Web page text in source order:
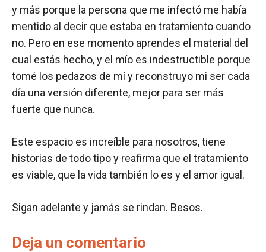
y más porque la persona que me infectó me había
mentido al decir que estaba en tratamiento cuando
no. Pero en ese momento aprendes el material del
cual estás hecho, y el mío es indestructible porque
tomé los pedazos de mí y reconstruyo mi ser cada
día una versión diferente, mejor para ser más
fuerte que nunca.
Este espacio es increíble para nosotros, tiene
historias de todo tipo y reafirma que el tratamiento
es viable, que la vida también lo es y el amor igual.
Sigan adelante y jamás se rindan. Besos.
Deja un comentario